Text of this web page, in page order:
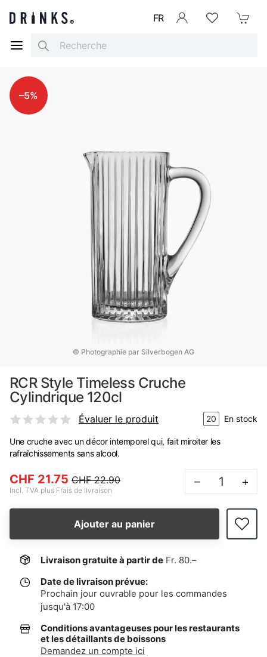
FR
Search
–5%
© Photographie par Silverbogen AG
RCR Style Timeless Cruche
Cylindrique 120cl
Évaluer le produit 20 En stock
Une cruche avec un décor intemporel qui, fait miroiter les
rafraîchissements sans alcool.
CHF 21.75 CHF 22.90
Incl. TVA plus Frais de livraison
– +
Ajouter au panier
Livraison gratuite à partir de Fr. 80.–
Date de livraison prévue:
Prochain jour ouvrable pour les commandes
jusqu'à 17:00
Conditions avantageuses pour les restaurants
et les détaillants de boissons
Demandez un compte ici